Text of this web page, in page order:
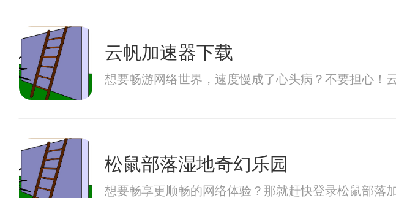
云帆加速器下载
想要畅游网络世界，速度慢成了心头病？不要担心！
松鼠部落湿地奇幻乐园
想要畅享更顺畅的网络体验？那就赶快登录松鼠部落